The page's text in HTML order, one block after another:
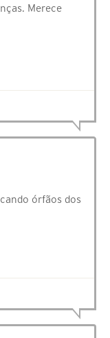
Merece
órfãos dos